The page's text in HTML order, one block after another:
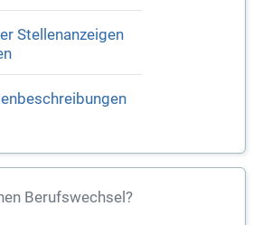
Stellenanzeigen
Berufswechsel?